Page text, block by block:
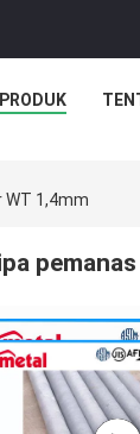
PRODUK
WT 1,4mm